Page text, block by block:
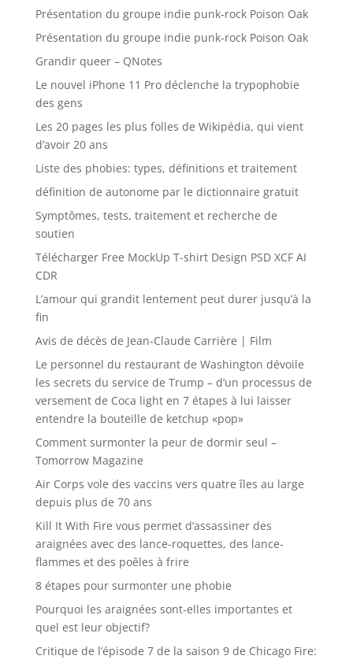
Présentation du groupe indie punk-rock Poison Oak
Présentation du groupe indie punk-rock Poison Oak
Grandir queer – QNotes
Le nouvel iPhone 11 Pro déclenche la trypophobie
des gens
Les 20 pages les plus folles de Wikipédia, qui vient
d’avoir 20 ans
Liste des phobies: types, définitions et traitement
définition de autonome par le dictionnaire gratuit
Symptômes, tests, traitement et recherche de
soutien
Télécharger Free MockUp T-shirt Design PSD XCF AI
CDR
L’amour qui grandit lentement peut durer jusqu’à la
fin
Avis de décès de Jean-Claude Carrière | Film
Le personnel du restaurant de Washington dévoile
les secrets du service de Trump – d’un processus de
versement de Coca light en 7 étapes à lui laisser
entendre la bouteille de ketchup «pop»
Comment surmonter la peur de dormir seul –
Tomorrow Magazine
Air Corps vole des vaccins vers quatre îles au large
depuis plus de 70 ans
Kill It With Fire vous permet d’assassiner des
araignées avec des lance-roquettes, des lance-
flammes et des poêles à frire
8 étapes pour surmonter une phobie
Pourquoi les araignées sont-elles importantes et
quel est leur objectif?
Critique de l’épisode 7 de la saison 9 de Chicago Fire: